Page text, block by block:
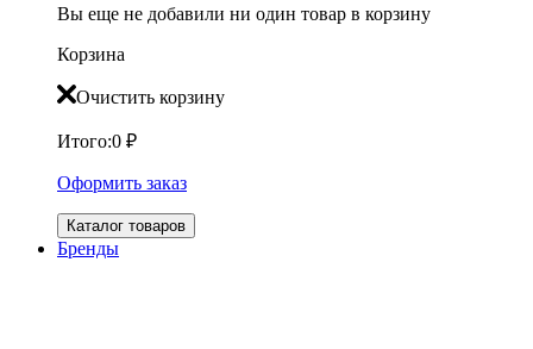
Вы еще не добавили ни один товар в корзину
Корзина
Очистить корзину
Итого:0 ₽
Оформить заказ
Каталог товаров
Бренды